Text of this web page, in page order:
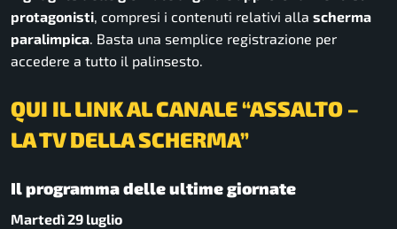
protagonisti , compresi i contenuti relativi alla scherma
paralimpica . Basta una semplice registrazione per
accedere a tutto il palinsesto.
QUI IL LINK AL CANALE “ASSALTO –
LA TV DELLA SCHERMA”
Il programma delle ultime giornate
Martedì 29 luglio